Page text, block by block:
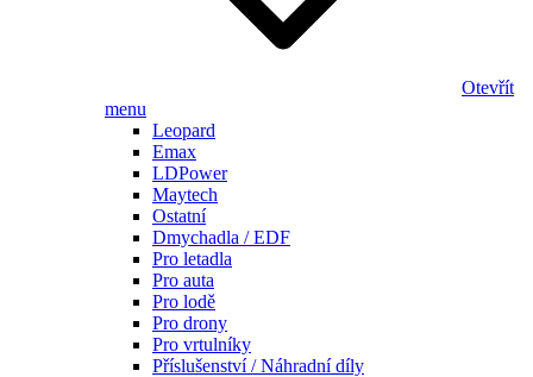
Otevřít
menu
Leopard
Emax
LDPower
Maytech
Ostatní
Dmychadla / EDF
Pro letadla
Pro auta
Pro lodě
Pro drony
Pro vrtulníky
Příslušenství / Náhradní díly